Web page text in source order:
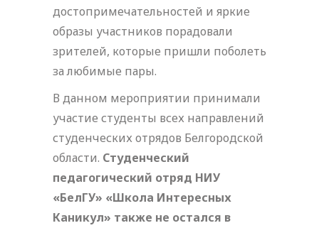
достопримечательностей и яркие
образы участников порадовали
зрителей, которые пришли поболеть
за любимые пары.
В данном мероприятии принимали
участие студенты всех направлений
студенческих отрядов Белгородской
области. Студенческий
педагогический отряд НИУ
«БелГУ» «Школа Интересных
Каникул» также не остался в